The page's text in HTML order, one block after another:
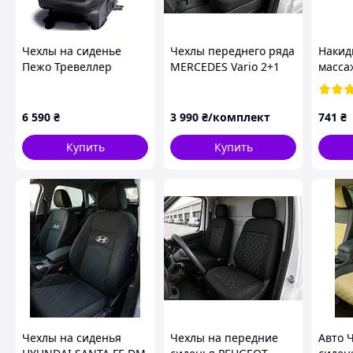
Чехлы на сиденье
Пежо Тревеллер
ромбами
6 590 ₴
Купить
Чехлы переднего ряда
MERCEDES Vario 2+1
жаккард с ромбовой
3 990 ₴/комплект
Купить
ткань
652
741 ₴
Чехлы на сиденья
Чехлы на передние
Авто